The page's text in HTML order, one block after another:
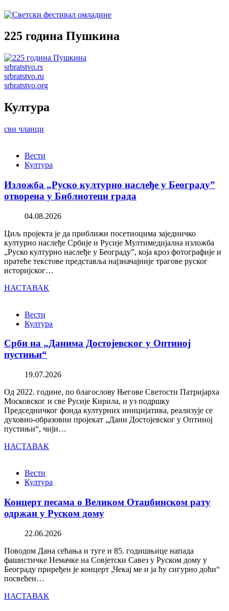
225 година Пушкина
srbratstvo.rs
srbratstvo.ru
srbratstvo.org
Култура
сви чланци
Вести
Култура
Изложба „Руско културно наслеђе у Београду”
отворена у Библиотеци града
04.08.2026
Циљ пројекта је да приближи посетиоцима заједничко
културно наслеђе Србије и Русије Мултимедијална изложба
„Руско културно наслеђе у Београду”, која кроз фотографије и
пратеће текстове представља најзначајније трагове руског
историјског…
НАСТАВАК
Вести
Култура
Срби на „Данима Достојевског у Оптиној
пустињи“
19.07.2026
Од 2022. године, по благослову Његове Светости Патријарха
Московског и све Русије Кирила, и уз подршку
Председничког фонда културних иницијатива, реализује се
духовно-образовни пројекат „Дани Достојевског у Оптиној
пустињи“, чији…
НАСТАВАК
Вести
Култура
Концерт песама о Великом Отаџбинском рату
одржан у Руском дому
22.06.2026
Поводом Дана сећања и туге и 85. годишњице напада
фашистичке Немачке на Совјетски Савез у Руском дому у
Београду приређен је концерт „Чекај ме и ја ћу сигурно доћи“
посвећен…
НАСТАВАК